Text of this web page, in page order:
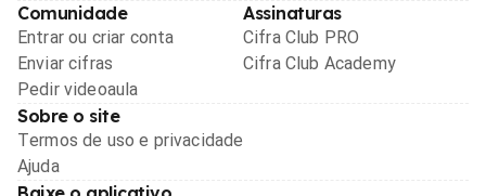
Comunidade
Entrar ou criar conta
Enviar cifras
Pedir videoaula
Assinaturas
Cifra Club PRO
Cifra Club Academy
Sobre o site
Termos de uso e privacidade
Ajuda